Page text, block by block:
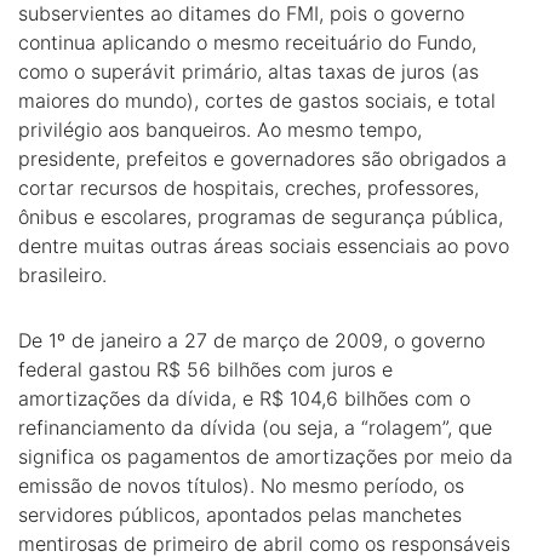
subservientes ao ditames do FMI, pois o governo
continua aplicando o mesmo receituário do Fundo,
como o superávit primário, altas taxas de juros (as
maiores do mundo), cortes de gastos sociais, e total
privilégio aos banqueiros. Ao mesmo tempo,
presidente, prefeitos e governadores são obrigados a
cortar recursos de hospitais, creches, professores,
ônibus e escolares, programas de segurança pública,
dentre muitas outras áreas sociais essenciais ao povo
brasileiro.
De 1º de janeiro a 27 de março de 2009, o governo
federal gastou R$ 56 bilhões com juros e
amortizações da dívida, e R$ 104,6 bilhões com o
refinanciamento da dívida (ou seja, a “rolagem”, que
significa os pagamentos de amortizações por meio da
emissão de novos títulos). No mesmo período, os
servidores públicos, apontados pelas manchetes
mentirosas de primeiro de abril como os responsáveis